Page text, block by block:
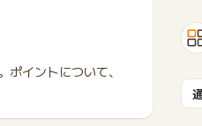
イントについて、